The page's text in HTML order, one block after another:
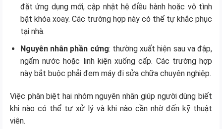
đặt ứng dụng mới, cập nhật hệ điều hành hoặc vô tình
bật khóa xoay. Các trường hợp này có thể tự khắc phục
tại nhà.
Nguyên nhân phần cứng: thường xuất hiện sau va đập,
ngấm nước hoặc linh kiện xuống cấp. Các trường hợp
này bắt buộc phải đem máy đi sửa chữa chuyên nghiệp.
Việc phân biệt hai nhóm nguyên nhân giúp người dùng biết
khi nào có thể tự xử lý và khi nào cần nhờ đến kỹ thuật
viên.